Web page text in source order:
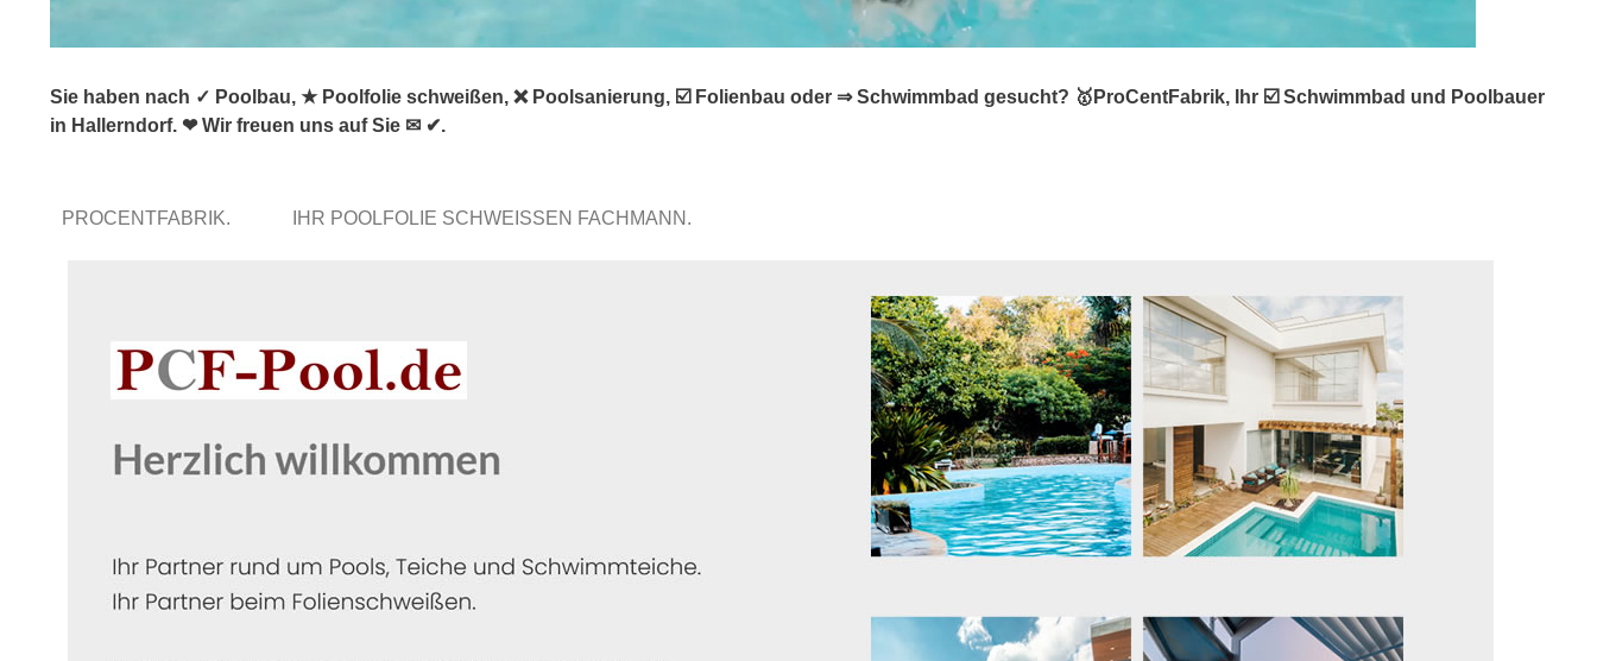
Sie haben nach ✓ Poolbau, ★ Poolfolie schweißen, ❌ Poolsanierung, ☑️ Folienbau oder ⇒ Schwimmbad gesucht? 🥇ProCentFabrik, Ihr ☑️ Schwimmbad und Poolbauer
in Hallerndorf. ❤ Wir freuen uns auf Sie ✉ ✔.
PROCENTFABRIK. IHR POOLFOLIE SCHWEISSEN FACHMANN.